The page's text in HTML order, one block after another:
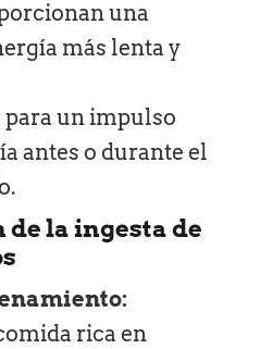
una
más lenta y
para un impulso
antes o durante el
la ingesta de
rica en